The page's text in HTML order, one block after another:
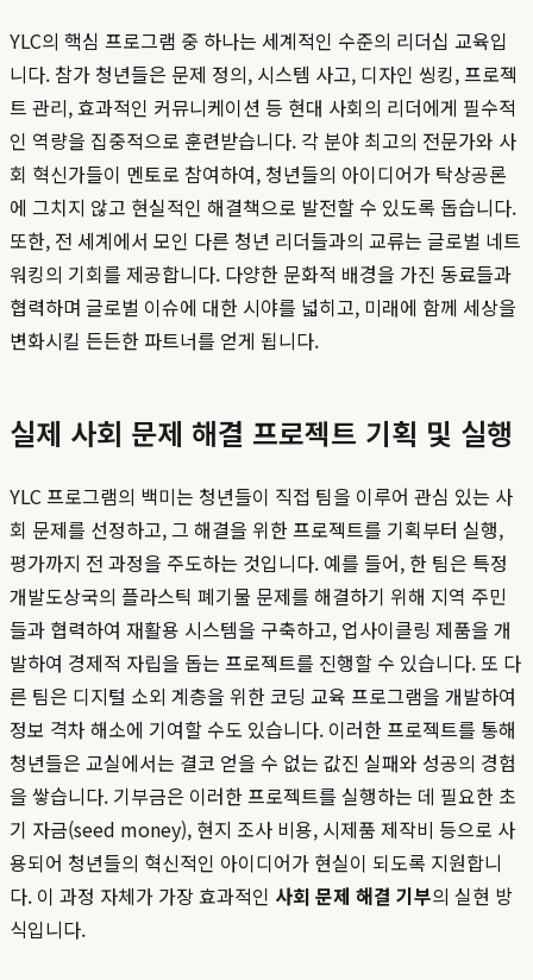
YLC의 핵심 프로그램 중 하나는 세계적인 수준의 리더십 교육입
니다. 참가 청년들은 문제 정의, 시스템 사고, 디자인 씽킹, 프로젝
트 관리, 효과적인 커뮤니케이션 등 현대 사회의 리더에게 필수적
인 역량을 집중적으로 훈련받습니다. 각 분야 최고의 전문가와 사
회 혁신가들이 멘토로 참여하여, 청년들의 아이디어가 탁상공론
에 그치지 않고 현실적인 해결책으로 발전할 수 있도록 돕습니다.
또한, 전 세계에서 모인 다른 청년 리더들과의 교류는 글로벌 네트
워킹의 기회를 제공합니다. 다양한 문화적 배경을 가진 동료들과
협력하며 글로벌 이슈에 대한 시야를 넓히고, 미래에 함께 세상을
변화시킬 든든한 파트너를 얻게 됩니다.
실제 사회 문제 해결 프로젝트 기획 및 실행
YLC 프로그램의 백미는 청년들이 직접 팀을 이루어 관심 있는 사
회 문제를 선정하고, 그 해결을 위한 프로젝트를 기획부터 실행,
평가까지 전 과정을 주도하는 것입니다. 예를 들어, 한 팀은 특정
개발도상국의 플라스틱 폐기물 문제를 해결하기 위해 지역 주민
들과 협력하여 재활용 시스템을 구축하고, 업사이클링 제품을 개
발하여 경제적 자립을 돕는 프로젝트를 진행할 수 있습니다. 또 다
른 팀은 디지털 소외 계층을 위한 코딩 교육 프로그램을 개발하여
정보 격차 해소에 기여할 수도 있습니다. 이러한 프로젝트를 통해
청년들은 교실에서는 결코 얻을 수 없는 값진 실패와 성공의 경험
을 쌓습니다. 기부금은 이러한 프로젝트를 실행하는 데 필요한 초
기 자금(seed money), 현지 조사 비용, 시제품 제작비 등으로 사
용되어 청년들의 혁신적인 아이디어가 현실이 되도록 지원합니
다. 이 과정 자체가 가장 효과적인 사회 문제 해결 기부의 실현 방
식입니다.